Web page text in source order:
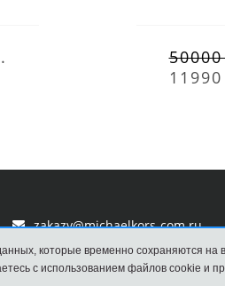
zakazy@michaelkors-com.ru
которые временно сохраняются на
с использованием файлов cookie и